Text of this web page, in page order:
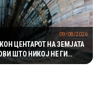
ЦЕНТАРОТ НА ЗЕМЈАТА
ШТО НИКОЈ НЕ ГИ
09/08/2026